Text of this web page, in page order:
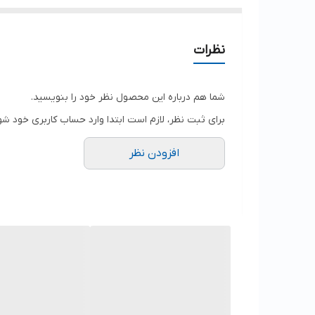
نظرات
شما هم درباره این محصول نظر خود را بنویسید.
برای ثبت نظر، لازم است ابتدا وارد حساب کاربری خود
افزودن نظر